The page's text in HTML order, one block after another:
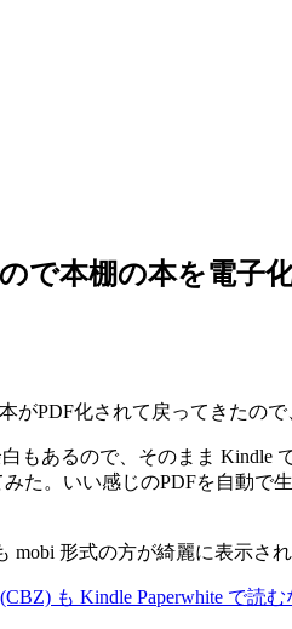
で本棚の本を電子
がPDF化されて戻ってきたので
もあるので、そのまま Kindle
た。いい感じのPDFを自動で
mobi 形式の方が綺麗に表示され
も Kindle Paperwhite で